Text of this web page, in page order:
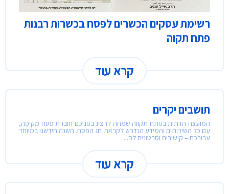
רשימת עסקים הכשרים לפסח בכשרות רבנות
פתח תקוה
קרא עוד
תושבים יקרים
המועצה הדתית בפתח תקווה שמחה להציג בפניכם חוברת פסח מקיפה,
עם כל השירותים והמידע הנדרש לקראת חג הפסח. השנה חידשנו במיוחד
עבורכם – קישורים וסרטונים לח...
קרא עוד